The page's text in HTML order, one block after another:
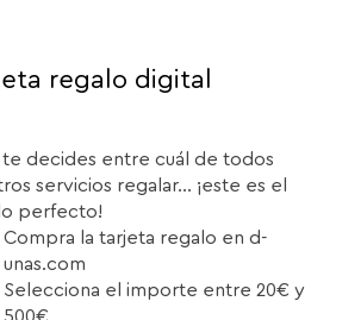
regalo digital
te decides entre cuál de todos
servicios regalar... ¡este es el
perfecto!
Compra la tarjeta regalo en d-
unas.com
Selecciona el importe entre 20€ y